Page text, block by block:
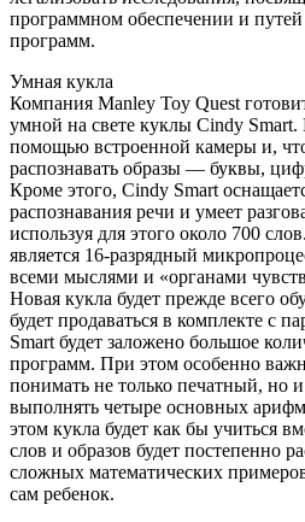
программном обеспечении и
программ.
Умная кукла
Компания Manley Toy Quest
умной на свете куклы Cindy Smart.
помощью встроенной камеры и,
распознавать образы — буквы,
Кроме этого, Cindy Smart
распознавания речи и умеет
используя для этого около 700
является 16-разрядный
всеми мыслями и «органами
Новая кукла будет прежде всего
будет продаваться в комплекте с
Smart будет заложено большое
программ. При этом особенно
понимать не только печатный, но
выполнять четыре основных
этом кукла будет как бы учиться
слов и образов будет постепенно
сложных математических
сам ребенок.